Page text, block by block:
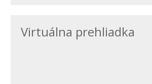
Virtuálna prehliadka